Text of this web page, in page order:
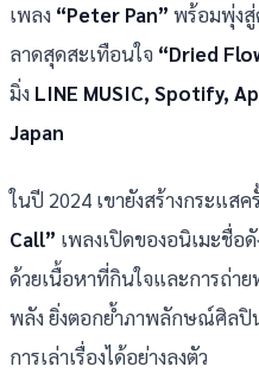
เพลง “Peter Pan” พร้อมพุ่งสู่
ลาดสุดสะเทือนใจ “Dried
มิ่ง LINE MUSIC, Spotify,
Japan
ในปี 2024 เขายังสร้างกระแสค
Call” เพลงเปิดของอนิเมะชื่อดั
ด้วยเนื้อหาที่กินใจและการถ่าย
พลัง ยิ่งตอกย้ำภาพลักษณ์ศิล
การเล่าเรื่องได้อย่างลงตัว